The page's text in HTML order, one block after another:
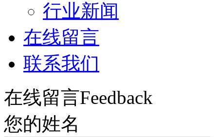
行业新闻
在线留言
联系我们
在线留言Feedback
您的姓名